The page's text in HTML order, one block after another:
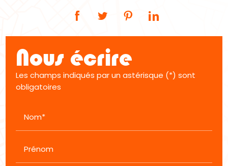
Nous écrire
Les champs indiqués par un astérisque (*) sont
obligatoires
Nom*
Prénom